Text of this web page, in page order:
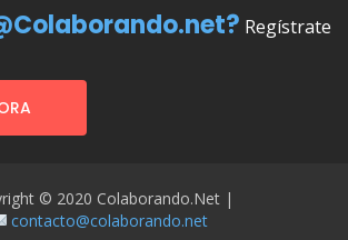
Regístrate
© 2020 Colaborando.net |
contacto@colaborando.net